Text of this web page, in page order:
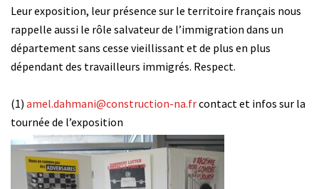
Leur exposition, leur présence sur le territoire français nous
rappelle aussi le rôle salvateur de l’immigration dans un
département sans cesse vieillissant et de plus en plus
dépendant des travailleurs immigrés. Respect.
(1) amel.dahmani@construction-na.frcontact et infos sur la
tournée de l’exposition